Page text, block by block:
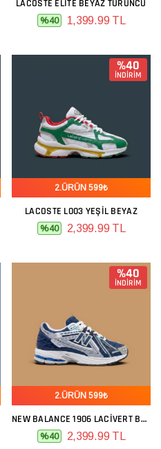
LACOSTE ELITE BEYAZ TURUNCU
%40 1,399.99 TL
%40
İNDİRİM
2.ÜRÜN 599₺
LACOSTE L003 YEŞIL BEYAZ
%40 2,399.99 TL
%40
İNDİRİM
2.ÜRÜN 599₺
NEW BALANCE 1906 LACIVERT BEYAZ
%40 2,399.99 TL